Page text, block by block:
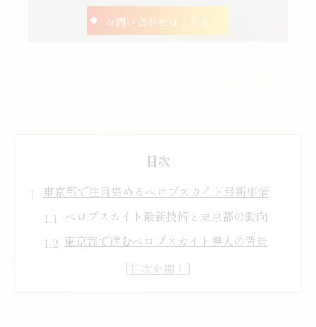
お問い合わせはこちら
目次
東京都で注目集めるペロブスカイト最新事情
ペロブスカイト最新技術と東京都の動向
東京都で進むペロブスカイト導入の背景
ペロブスカイトが東京都で注目される理由